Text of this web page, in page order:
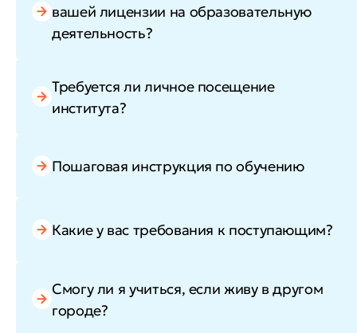
вашей лицензии на образовательную
деятельность?
Требуется ли личное посещение
института?
Пошаговая инструкция по обучению
Какие у вас требования к поступающим?
Смогу ли я учиться, если живу в другом
городе?